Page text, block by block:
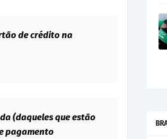
de crédito na
(daqueles que estão
pagamento